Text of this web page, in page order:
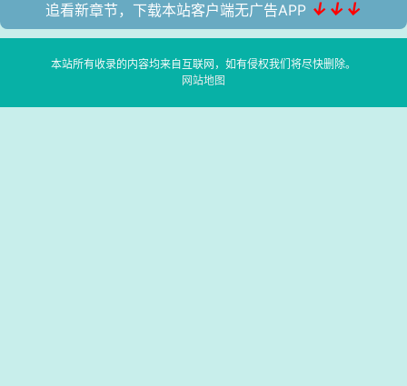
追看新章节，下载本站客户端无广告APP ↓↓↓
本站所有收录的内容均来自互联网，如有侵权我们将尽快删除。
网站地图